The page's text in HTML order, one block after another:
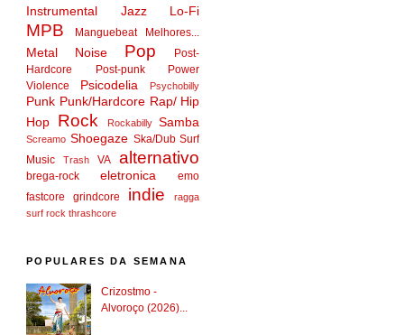
Instrumental Jazz Lo-Fi
MPB Manguebeat Melhores...
Metal Noise Pop
Post-
Hardcore
Post-punk
Power
Violence
Psicodelia Psychobilly
Punk Punk/Hardcore Rap/ Hip
Hop
Rock Rockabilly Samba
Screamo Shoegaze Ska/Dub Surf
Music
Trash VA alternativo
brega-rock eletronica
emo
fastcore
grindcore indie
ragga
surf rock thrashcore
POPULARES DA SEMANA
Crizostmo -
Alvoroço (2026)...